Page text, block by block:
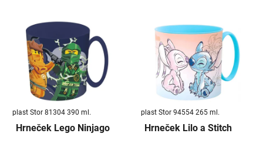
plast Stor 81304 390 ml.
Hrneček Lego Ninjago
plast Stor 94554 265 ml.
Hrneček Lilo a Stitch